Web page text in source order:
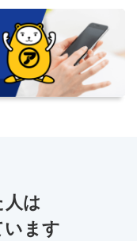
人は
います